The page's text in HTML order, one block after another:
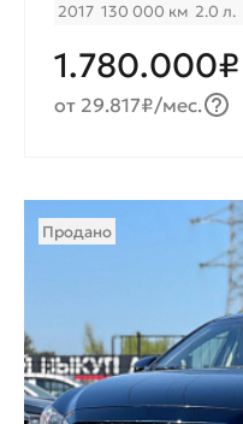
2017 130 000 км 2.0 л.
1.780.000₽
от 29.817₽/мес.
Продано